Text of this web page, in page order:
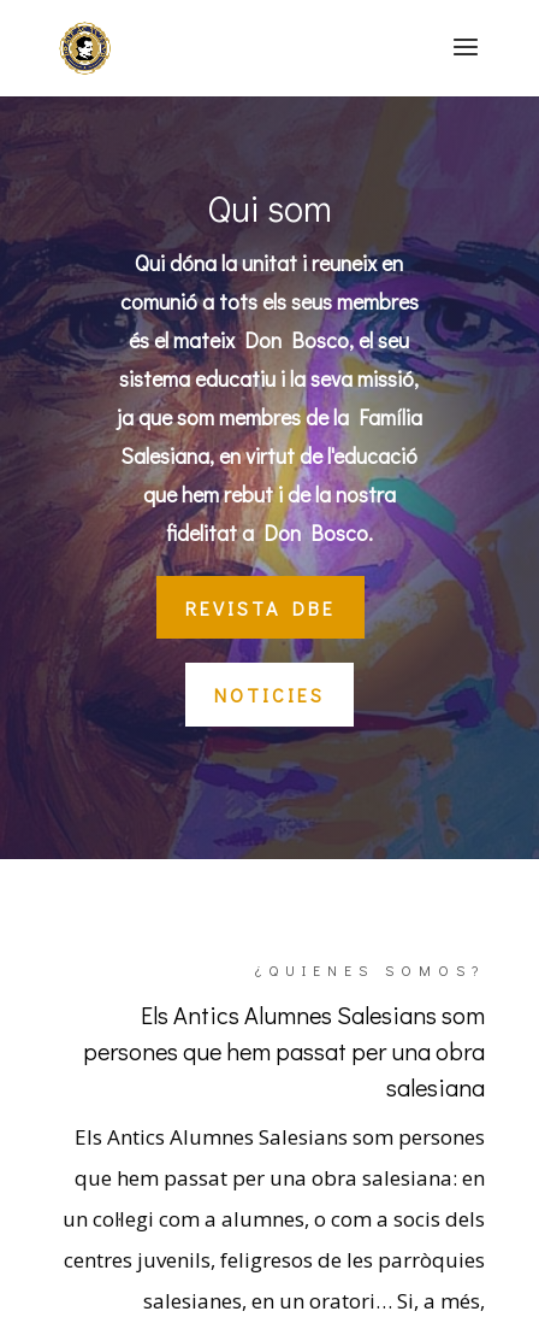
Qui som
Qui dóna la unitat i reuneix en
comunió a tots els seus membres
és el mateix Don Bosco, el seu
sistema educatiu i la seva missió,
ja que som membres de la Família
Salesiana, en virtut de l'educació
que hem rebut i de la nostra
fidelitat a Don Bosco.
REVISTA DBE
NOTICIES
¿QUIENES SOMOS?
Els Antics Alumnes Salesians som
persones que hem passat per una obra
salesiana
Els Antics Alumnes Salesians som persones
que hem passat per una obra salesiana: en
un col·legi com a alumnes, o com a socis dels
centres juvenils, feligresos de les parròquies
salesianes, en un oratori… Si, a més,